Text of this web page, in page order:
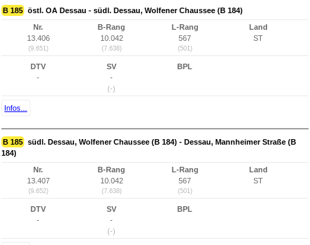
B 185 östl. OA Dessau - südl. Dessau, Wolfener Chaussee (B 184)
Nr.
13.406
(9.651)
B-Rang
10.042
(7.638)
L-Rang
567
(501)
Land
ST
DTV
-
SV
-
(-)
BPL
Infos...
B 185 südl. Dessau, Wolfener Chaussee (B 184) - Dessau, Mannheimer Straße (B
184)
Nr.
13.407
(9.652)
B-Rang
10.042
(7.638)
L-Rang
567
(501)
Land
ST
DTV
-
SV
-
(-)
BPL